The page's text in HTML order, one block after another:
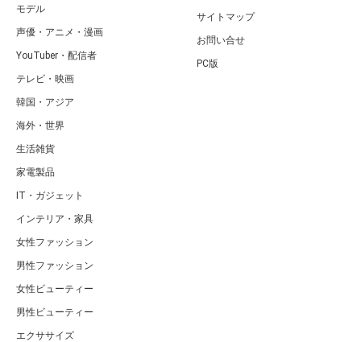
モデル
声優・アニメ・漫画
YouTuber・配信者
テレビ・映画
韓国・アジア
海外・世界
生活雑貨
家電製品
IT・ガジェット
インテリア・家具
女性ファッション
男性ファッション
女性ビューティー
男性ビューティー
エクササイズ
サイトマップ
お問い合せ
PC版